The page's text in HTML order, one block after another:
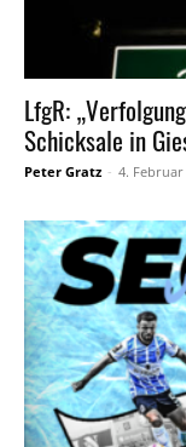
LfgR:
Schicksale in
Peter Gratz - 4. Februar